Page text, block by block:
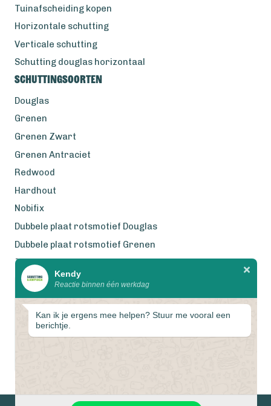
Tuinafscheiding kopen
Horizontale schutting
Verticale schutting
Schutting douglas horizontaal
Schuttingsoorten
Douglas
Grenen
Grenen Zwart
Grenen Antraciet
Redwood
Hardhout
Nobifix
Dubbele plaat rotsmotief Douglas
Dubbele plaat rotsmotief Grenen
Zweeds Rabat Douglas
Wij werken met eerlijke
gecertificeerde houtsoorten
Kendy
Reactie binnen één werkdag
Kan ik je ergens mee helpen? Stuur me vooral een
berichtje.